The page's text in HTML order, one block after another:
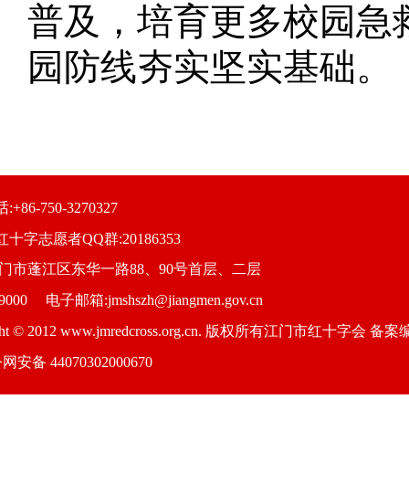
普及，培育更多校园急
园防线夯实坚实基础。
:+86-750-3270327
十字志愿者QQ群:20186353
市蓬江区东华一路88、90号首层、二层
电子邮箱:jmshszh@jiangmen.gov.cn
© 2012 www.jmredcross.org.cn. 版权所有江门市红十字会 备案
安备 44070302000670